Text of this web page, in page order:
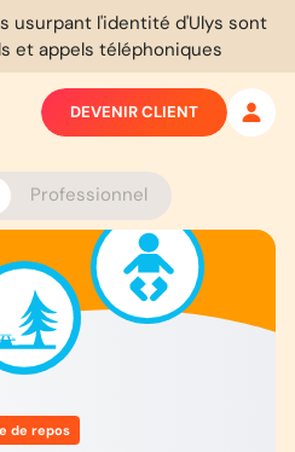
usurpant l'identité d'Ulys sont
et appels téléphoniques
Professionnel
DEVENIR CLIENT
de repos